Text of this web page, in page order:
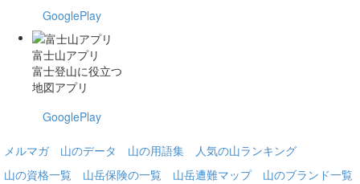
GooglePlay
富士山アプリ
富士登山に役立つ
地図アプリ
GooglePlay
メルマガ 山のデータ 山の用語集
人気の山ランキング
山の資格一覧
山岳保険の一覧 山岳遭難マップ
山のブランド一覧